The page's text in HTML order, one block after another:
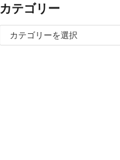
カテゴリー